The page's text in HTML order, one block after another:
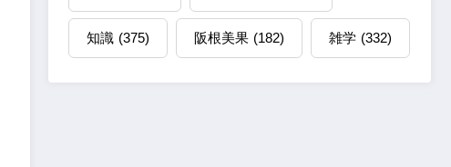
知識 (375) 阪根美果 (182) 雑学 (332)